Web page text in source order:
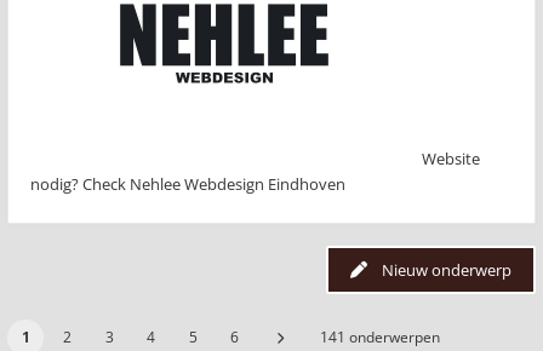
Website
nodig? Check Nehlee Webdesign Eindhoven
Nieuw onderwerp
1 2 3 4 5 6 141 onderwerpen